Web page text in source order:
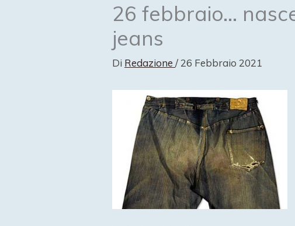
26 febbraio…
jeans
Di Redazione / 26 Febbraio 2021